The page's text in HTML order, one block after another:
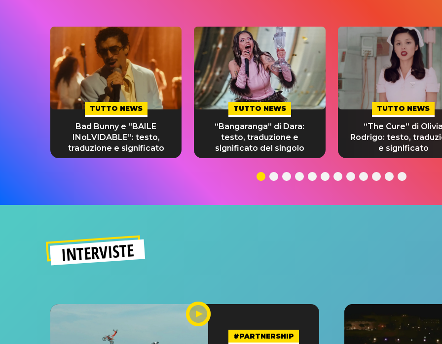
TUTTO NEWS
Bad Bunny e “BAILE
INoLVIDABLE”: testo,
traduzione e significato
TUTTO NEWS
“Bangaranga” di Dara:
testo, traduzione e
significato del singolo
TUTTO NEWS
“The Cure” di Olivia
Rodrigo: testo,
e significato
INTERVISTE
#PARTNERSHIP